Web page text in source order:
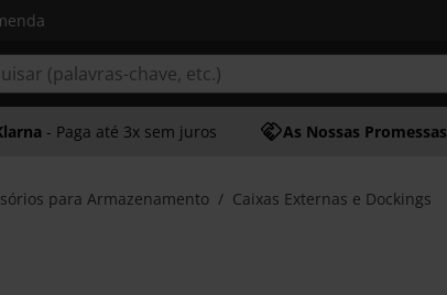
- Paga até 3x sem juros As Nossas Promessas
para Armazenamento Caixas Externas e Dockings